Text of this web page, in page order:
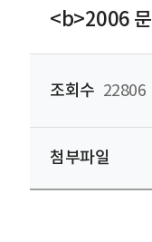
<b>2006
조회수 22806
첨부파일